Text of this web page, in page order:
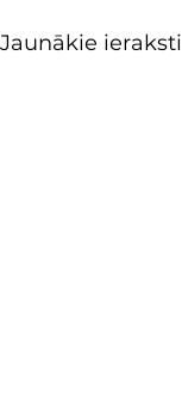
Jaunākie ieraksti